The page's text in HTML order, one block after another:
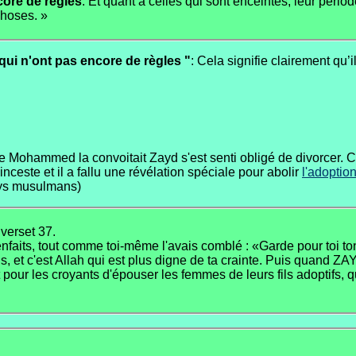
»
n'ont pas encore de règles ": Cela signifie clairement
la convoitait Zayd s'est senti obligé de divorcer.
et il a fallu une révélation spéciale pour abolir
musulmans)
37.
tout comme toi-même l'avais comblé : «Garde pour toi
et c'est Allah qui est plus digne de ta crainte. Puis quand
les croyants d'épouser les femmes de leurs fils adoptifs,